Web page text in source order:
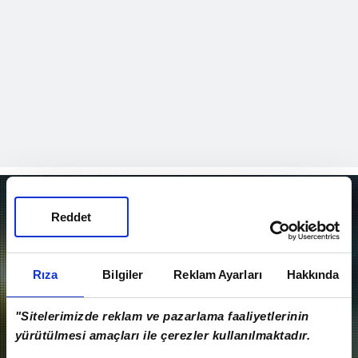
Rıza Bilgiler Reklam Ayarları Hakkında
"Sitelerimizde reklam ve pazarlama faaliyetlerinin
yürütülmesi amaçları ile çerezler kullanılmaktadır.
Reddet
EN SON VİDEOLAR